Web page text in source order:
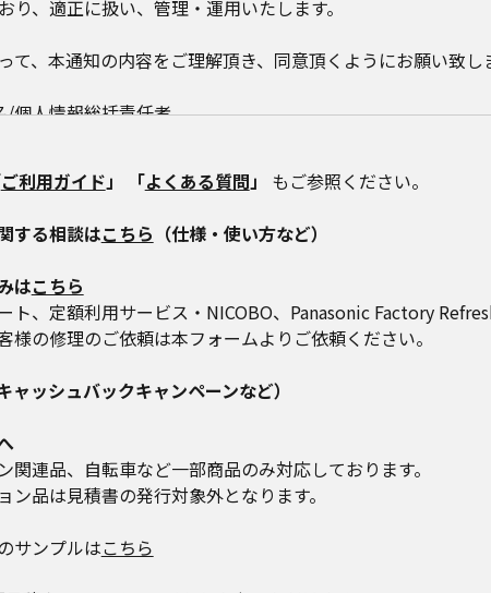
り、適正に扱い、管理・運用いたします。
て、本通知の内容をご理解頂き、同意頂くようにお願い致し
個人情報総括責任者
際に入力されたお客様の氏名、住所、電話番号、メールア
るWebサイトの閲覧履歴、購入履歴など、本サービスのご
用の際にお客様が同意された範囲内で当社に提供される、
利用目的は次のとおりです。
定、認証および本人確認を行うため
ご利用ガイド」 「よくある質問」 もご参照ください。
する相談はこちら （仕様・使い方など）
はこちら
、定額利用サービス・NICOBO、Panasonic Factory
様の修理のご依頼は本フォームよりご依頼ください。
キャッシュバックキャンペーンなど）
関連品、自転車など一部商品のみ対応しております。
品は見積書の発行対象外となります。
サンプルはこちら